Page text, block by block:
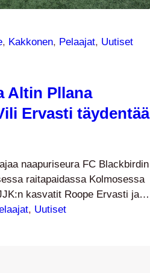
, Kakkonen, Pelaajat, Uutiset
Altin Pllana
Ervasti täydentää
naapuriseura FC Blackbirdin
raitapaidassa Kolmosessa
kasvatit Roope Ervasti ja
Omista nuorista
, Uutiset